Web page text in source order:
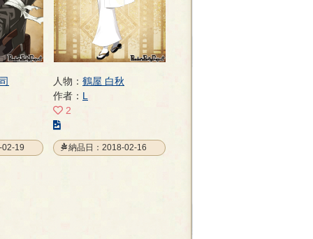
02-19
人物： 鶴屋 白秋
作者： L
2
の
イ
納品日：2018-02-16